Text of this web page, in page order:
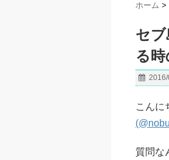
ホーム >
セ
る時
こんに
質問な